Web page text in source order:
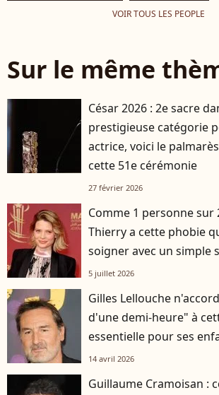
VOIR TOUS LES PEOPLE
Sur le même
César 2026 : 2e sacre
prestigieuse catégorie
actrice, voici le
cette 51e cérémonie
27 février 2026
Comme 1 personne sur
Thierry a cette phobie
soigner avec un simple
5 juillet 2026
Gilles Lellouche
d'une demi-heure" à
essentielle pour ses
14 avril 2026
Guillaume Cramoisan :